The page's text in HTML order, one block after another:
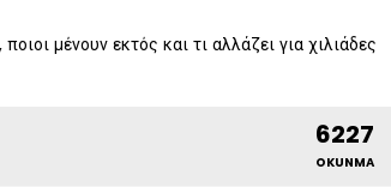
μένουν εκτός και τι αλλάζει για χιλιάδες
6227
OKUNMA